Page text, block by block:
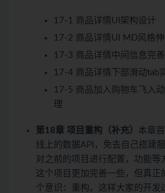
17-1 商品详情UI架构设计
17-2 商品详情UI MD风格
17-3 商品详情中间信息完善
17-4 商品详情下部滑动tab
17-5 商品加入购物车飞入
理
第18章 项目重构（补充） 本章
线上的数据API，免去自己搭建
对之前的项目进行配置，功能等
这个项目更加完善一些，但真正
个意识：重构。这样大家的开发